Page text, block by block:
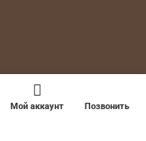
Мой аккаунт Позвонить